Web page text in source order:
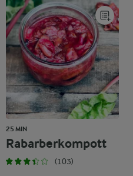
25 MIN
Rabarberkompott
(103)